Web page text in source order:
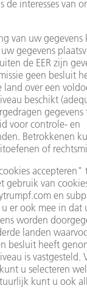
INFORMATIE
Veel gestelde vragen
Algemene
CONTACT
+31 88 4002 400
Ma. - vr. 8.00 - 17.00